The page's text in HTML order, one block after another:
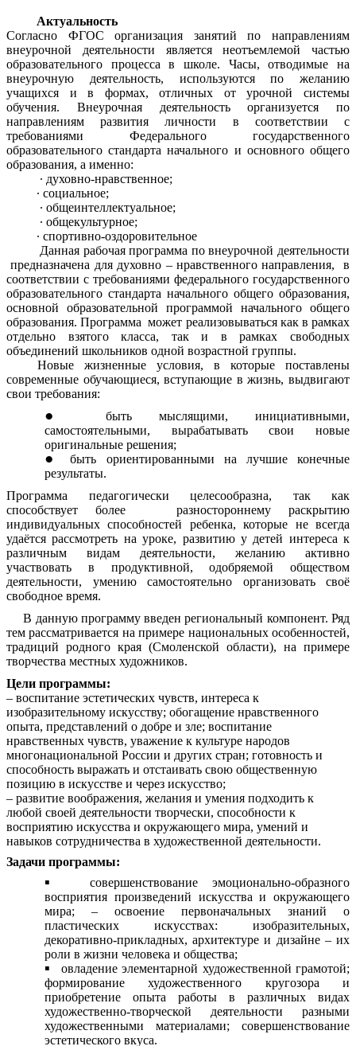
Актуальность
Согласно ФГОС организация занятий по направлениям
внеурочной деятельности является неотъемлемой частью
образовательного процесса в школе. Часы, отводимые на
внеурочную деятельность, используются по желанию
учащихся и в формах, отличных от урочной системы
обучения. Внеурочная деятельность организуется по
направлениям развития личности в соответствии с
требованиями Федерального государственного
образовательного стандарта начального и основного общего
образования, а именно:
∙ духовно-нравственное;
∙ социальное;
∙ общеинтеллектуальное;
∙ общекультурное;
∙ спортивно-оздоровительное
Данная рабочая программа по внеурочной деятельности
предназначена для духовно – нравственного направления, в
соответствии с требованиями федерального государственного
образовательного стандарта начального общего образования,
основной образовательной программой начального общего
образования. Программа может реализовываться как в рамках
отдельно взятого класса, так и в рамках свободных
объединений школьников одной возрастной группы.
Новые жизненные условия, в которые поставлены
современные обучающиеся, вступающие в жизнь, выдвигают
свои требования:
быть мыслящими, инициативными,
самостоятельными, вырабатывать свои новые
оригинальные решения;
быть ориентированными на лучшие конечные
результаты.
Программа педагогически целесообразна, так как
способствует более разностороннему раскрытию
индивидуальных способностей ребенка, которые не всегда
удаётся рассмотреть на уроке, развитию у детей интереса к
различным видам деятельности, желанию активно
участвовать в продуктивной, одобряемой обществом
деятельности, умению самостоятельно организовать своё
свободное время.
В данную программу введен региональный компонент. Ряд
тем рассматривается на примере национальных особенностей,
традиций родного края (Смоленской области), на примере
творчества местных художников.
Цели программы:
– воспитание эстетических чувств, интереса к
изобразительному искусству; обогащение нравственного
опыта, представлений о добре и зле; воспитание
нравственных чувств, уважение к культуре народов
многонациональной России и других стран; готовность и
способность выражать и отстаивать свою общественную
позицию в искусстве и через искусство;
– развитие воображения, желания и умения подходить к
любой своей деятельности творчески, способности к
восприятию искусства и окружающего мира, умений и
навыков сотрудничества в художественной деятельности.
Задачи программы:
совершенствование эмоционально-образного
восприятия произведений искусства и окружающего
мира; – освоение первоначальных знаний о
пластических искусствах: изобразительных,
декоративно-прикладных, архитектуре и дизайне – их
роли в жизни человека и общества;
овладение элементарной художественной грамотой;
формирование художественного кругозора и
приобретение опыта работы в различных видах
художественно-творческой деятельности разными
художественными материалами; совершенствование
эстетического вкуса.